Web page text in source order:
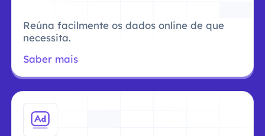
Reúna facilmente os dados online de que
necessita.
Saber mais